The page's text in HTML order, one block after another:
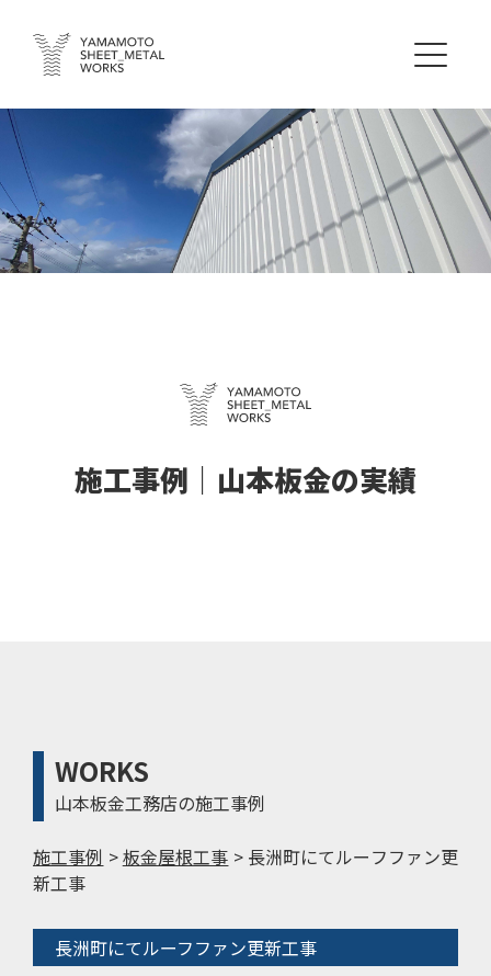
施工事例｜山本板金の実績
WORKS
山本板金工務店の施工事例
施工事例 >板金屋根工事 > 長洲町にてルーフファン更
新工事
長洲町にてルーフファン更新工事